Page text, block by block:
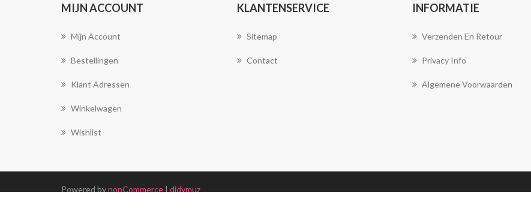
MIJN ACCOUNT
Mijn Account
Bestellingen
Klant Adressen
Winkelwagen
Wishlist
KLANTENSERVICE
Sitemap
Contact
INFORMATIE
Verzenden En Retour
Privacy Info
Algemene Voorwaarden
Powered bynopCommerce | didymuz
Copyright ; 2026 Joya Juwelen. Alle rechten